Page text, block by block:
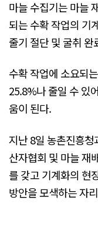
마늘 수집기는 마늘
되는 수확 작업의 기
줄기 절단 및 굴취 완
수확 작업에 소요되
25.8%나 줄일 수 있
움이 된다.
지난 8일 농촌진흥
산자협회 및 마늘 재
를 갖고 기계화의 현
방안을 모색하는 자